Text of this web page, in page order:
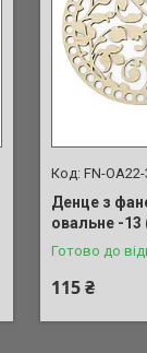
FN-
Денце з
овальне -13
Готово до
115 ₴